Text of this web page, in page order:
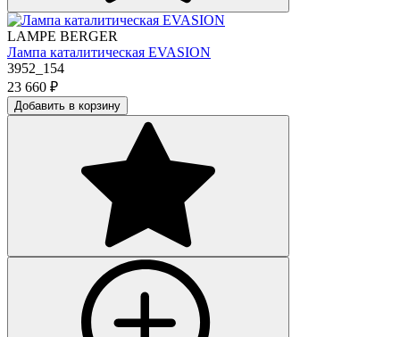
LAMPE BERGER
Лампа каталитическая EVASION
3952_154
23 660 ₽
Добавить в корзину